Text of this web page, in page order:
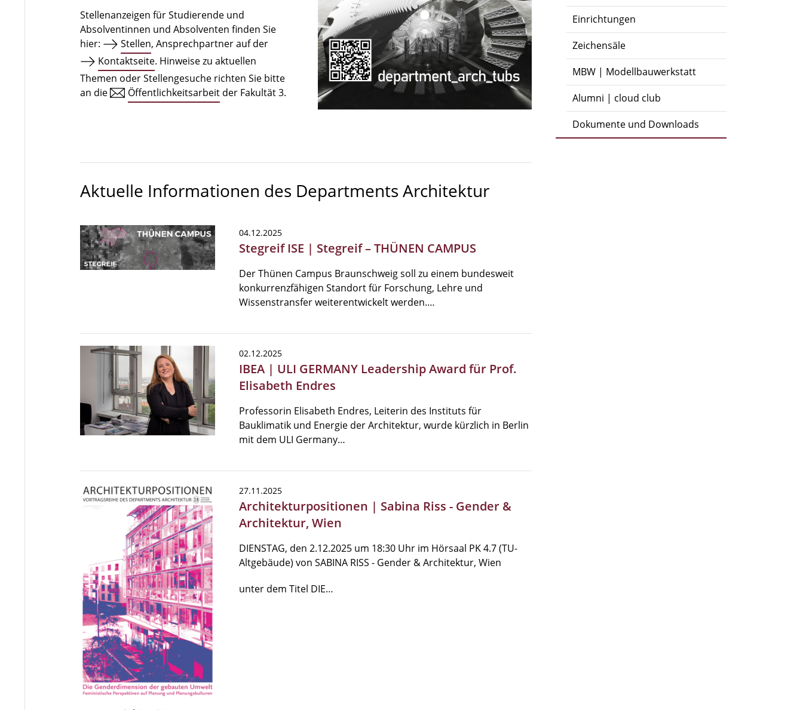
Einrichtungen
Zeichensäle
MBW | Modellbauwerkstatt
Alumni | cloud club
Dokumente und Downloads
Stellenanzeigen für Studierende und
Absolventinnen und Absolventen finden Sie
hier:
Stellen, Ansprechpartner auf der
Kontaktseite. Hinweise zu aktuellen
Themen oder Stellengesuche richten Sie bitte
an die
Öffentlichkeitsarbeit der Fakultät 3.
Aktuelle Informationen des Departments Architektur
04.12.2025
Stegreif ISE | Stegreif – THÜNEN CAMPUS
Der Thünen Campus Braunschweig soll zu einem bundesweit
konkurrenzfähigen Standort für Forschung, Lehre und
Wissenstransfer weiterentwickelt werden.…
02.12.2025
IBEA | ULI GERMANY Leadership Award für Prof.
Elisabeth Endres
Professorin Elisabeth Endres, Leiterin des Instituts für
Bauklimatik und Energie der Architektur, wurde kürzlich in Berlin
mit dem ULI Germany…
27.11.2025
Architekturpositionen | Sabina Riss - Gender &
Architektur, Wien
DIENSTAG, den 2.12.2025 um 18:30 Uhr im Hörsaal PK 4.7 (TU-
Altgebäude) von SABINA RISS - Gender & Architektur, Wien
unter dem Titel DIE…